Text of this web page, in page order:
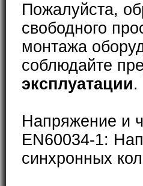
Пожалуйста,
свободного
монтажа
соблюдайте
эксплуатации.
Напряжение и
EN60034-1:
синхронных